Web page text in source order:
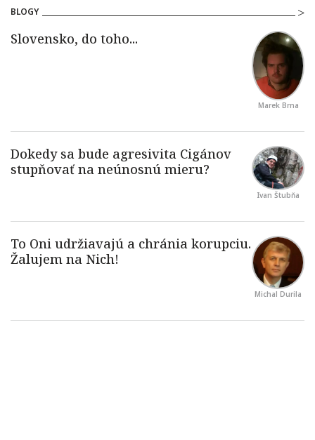
BLOGY
Marek Brna
Ivan Štubňa
Michal Durila